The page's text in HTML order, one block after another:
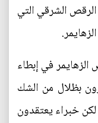
الشرقي التي
في إبطاء
بظلال من الشك
خبراء يعتقدون